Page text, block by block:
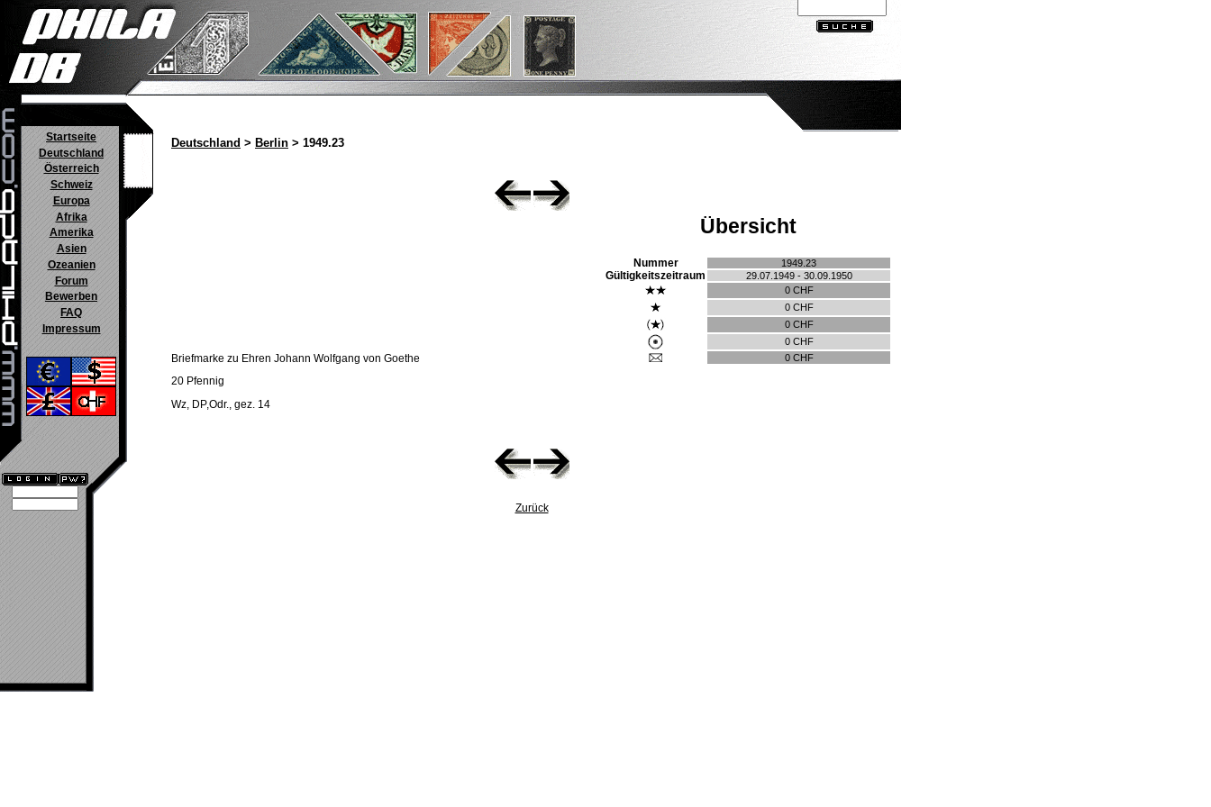
Startseite
Deutschland
Österreich
Schweiz
Europa
Afrika
Amerika
Asien
Ozeanien
Forum
Bewerben
FAQ
Impressum
Deutschland > Berlin > 1949.23
Übersicht
Nummer
1949.23
Gültigkeitszeitraum
29.07.1949 - 30.09.1950
0 CHF
0 CHF
0 CHF
0 CHF
0 CHF
Briefmarke zu Ehren Johann Wolfgang von Goethe
20 Pfennig
Wz, DP,Odr., gez. 14
Zurück